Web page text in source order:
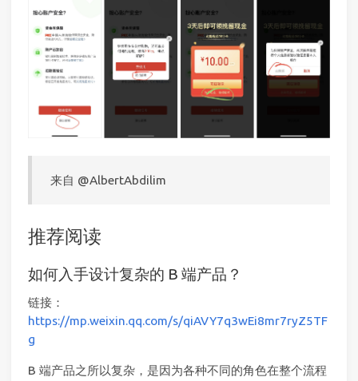
来自 @AlbertAbdilim
推荐阅读
如何入手设计复杂的 B 端产品？
链接：
https://mp.weixin.qq.com/s/qiAVY7q3wEi8mr7ryZ5TF
g
B 端产品之所以复杂，是因为各种不同的角色在整个流程